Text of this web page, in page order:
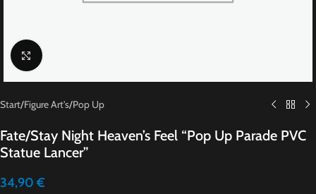
Click to enlarge
Start/Figure Art's/Pop Up
Fate/Stay Night Heaven’s Feel “Pop Up Parade PVC
Statue Lancer”
34,90 €